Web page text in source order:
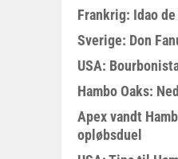
Frankrig: Idao
Sverige: Don
USA:
Hambo Oaks:
Apex vandt
opløbsduel